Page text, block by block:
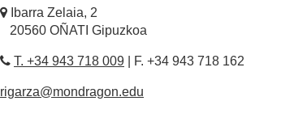
Ibarra Zelaia, 2
20560 OÑATI Gipuzkoa
T. +34 943 718 009 | F. +34 943 718 162
rigarza@mondragon.edu